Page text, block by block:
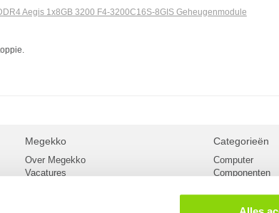
Aegis 1x8GB 3200 F4-3200C16S-8GIS Geheugenmodule
Megekko
Over Megekko
Vacatures
Categorieën
Computer
Componenten
Kabels